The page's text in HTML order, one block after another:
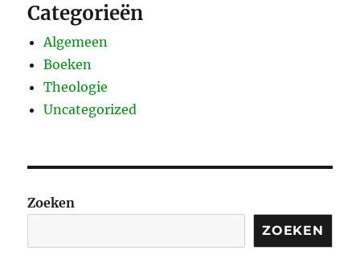
Categorieën
Algemeen
Boeken
Theologie
Uncategorized
Zoeken
ZOEKEN